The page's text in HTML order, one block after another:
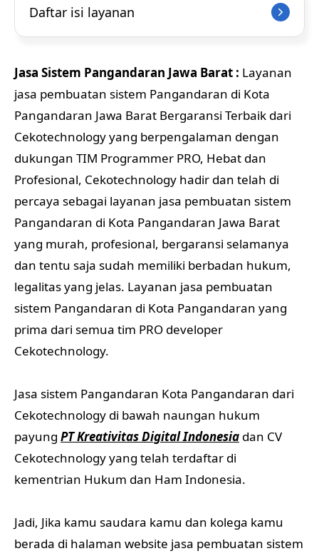
Daftar isi layanan
Jasa Sistem Pangandaran Jawa Barat : Layanan
jasa pembuatan sistem Pangandaran di Kota
Pangandaran Jawa Barat Bergaransi Terbaik dari
Cekotechnology yang berpengalaman dengan
dukungan TIM Programmer PRO, Hebat dan
Profesional, Cekotechnology hadir dan telah di
percaya sebagai layanan jasa pembuatan sistem
Pangandaran di Kota Pangandaran Jawa Barat
yang murah, profesional, bergaransi selamanya
dan tentu saja sudah memiliki berbadan hukum,
legalitas yang jelas. Layanan jasa pembuatan
sistem Pangandaran di Kota Pangandaran yang
prima dari semua tim PRO developer
Cekotechnology.
Jasa sistem Pangandaran Kota Pangandaran dari
Cekotechnology di bawah naungan hukum
payung PT Kreativitas Digital Indonesia dan CV
Cekotechnology yang telah terdaftar di
kementrian Hukum dan Ham Indonesia.
Jadi, Jika kamu saudara kamu dan kolega kamu
berada di halaman website jasa pembuatan sistem